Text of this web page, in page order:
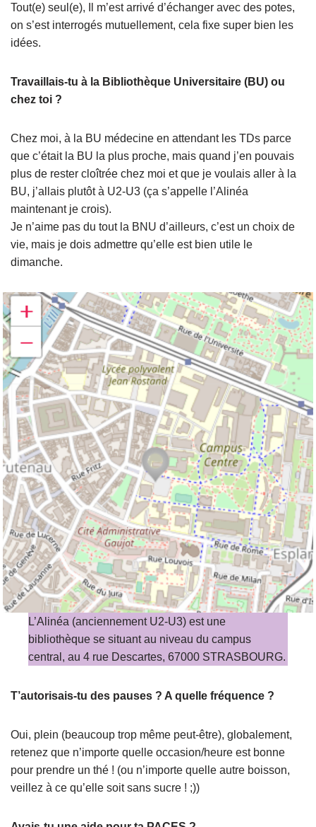
Tout(e) seul(e), Il m’est arrivé d’échanger avec des potes,
on s’est interrogés mutuellement, cela fixe super bien les
idées.
Travaillais-tu à la Bibliothèque Universitaire (BU) ou
chez toi ?
Chez moi, à la BU médecine en attendant les TDs parce
que c’était la BU la plus proche, mais quand j’en pouvais
plus de rester cloîtrée chez moi et que je voulais aller à la
BU, j’allais plutôt à U2-U3 (ça s’appelle l’Alinéa
maintenant je crois).
Je n’aime pas du tout la BNU d’ailleurs, c’est un choix de
vie, mais je dois admettre qu’elle est bien utile le
dimanche.
L’Alinéa (anciennement U2-U3) est une
bibliothèque se situant au niveau du campus
central, au 4 rue Descartes, 67000 STRASBOURG.
T’autorisais-tu des pauses ? A quelle fréquence ?
Oui, plein (beaucoup trop même peut-être), globalement,
retenez que n’importe quelle occasion/heure est bonne
pour prendre un thé ! (ou n’importe quelle autre boisson,
veillez à ce qu’elle soit sans sucre ! ;))